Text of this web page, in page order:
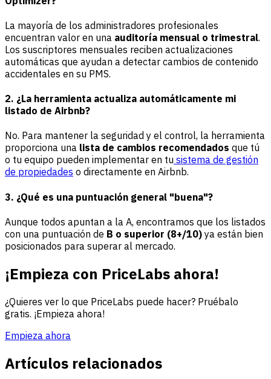
La mayoría de los administradores profesionales
encuentran valor en una auditoría mensual o trimestral.
Los suscriptores mensuales reciben actualizaciones
automáticas que ayudan a detectar cambios de contenido
accidentales en su PMS.
2. ¿La herramienta actualiza automáticamente mi
listado de Airbnb?
No. Para mantener la seguridad y el control, la herramienta
proporciona una lista de cambios recomendados que tú
o tu equipo pueden implementar en tu sistema de gestión
de propiedades o directamente en Airbnb.
3. ¿Qué es una puntuación general "buena"?
Aunque todos apuntan a la A, encontramos que los listados
con una puntuación de B o superior (8+/10) ya están bien
posicionados para superar al mercado.
¡Empieza con PriceLabs ahora!
¿Quieres ver lo que PriceLabs puede hacer? Pruébalo
gratis. ¡Empieza ahora!
Empieza ahora
Artículos relacionados